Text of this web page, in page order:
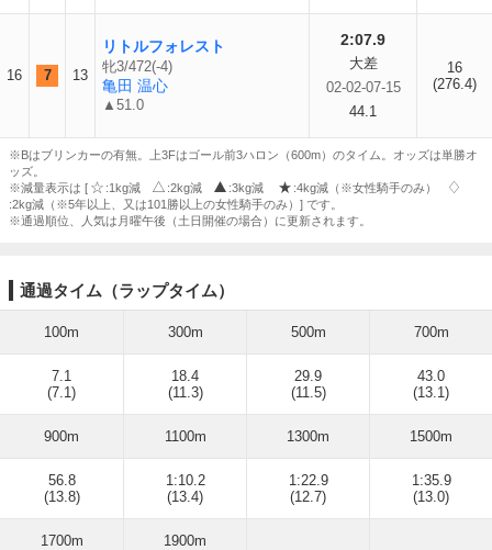
16 7 13
リトルフォレスト
牝3/472(-4)
亀田 温心
▲51.0
2:07.9
大差
02-02-07-15
44.1
16
(276.4)
※Bはブリンカーの有無。上3Fはゴール前3ハロン（600m）のタイム。オッズは単勝オ
ッズ。
※減量表示は [
:1kg減 :2kg減 :3kg減
:4kg減（※女性騎手のみ）
:2kg減（※5年以上、又は101勝以上の女性騎手のみ）] です。
※通過順位、人気は月曜午後（土日開催の場合）に更新されます。
通過タイム（ラップタイム）
100m 300m 500m 700m
7.1
(7.1)
18.4
(11.3)
29.9
(11.5)
43.0
(13.1)
900m 1100m 1300m 1500m
56.8
(13.8)
1:10.2
(13.4)
1:22.9
(12.7)
1:35.9
(13.0)
1700m 1900m